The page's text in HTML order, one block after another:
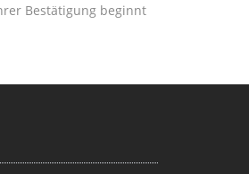
Bestätigung beginnt